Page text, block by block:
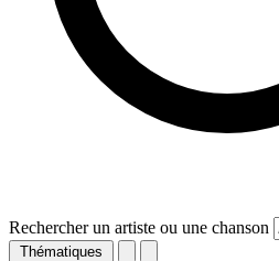
Rechercher un artiste ou une chanson
Thématiques